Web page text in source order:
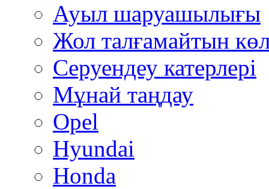
Ауыл шаруашылығы
Жол талғамайтын
Серуендеу катерлері
Mұнай таңдау
Opel
Hyundai
Honda